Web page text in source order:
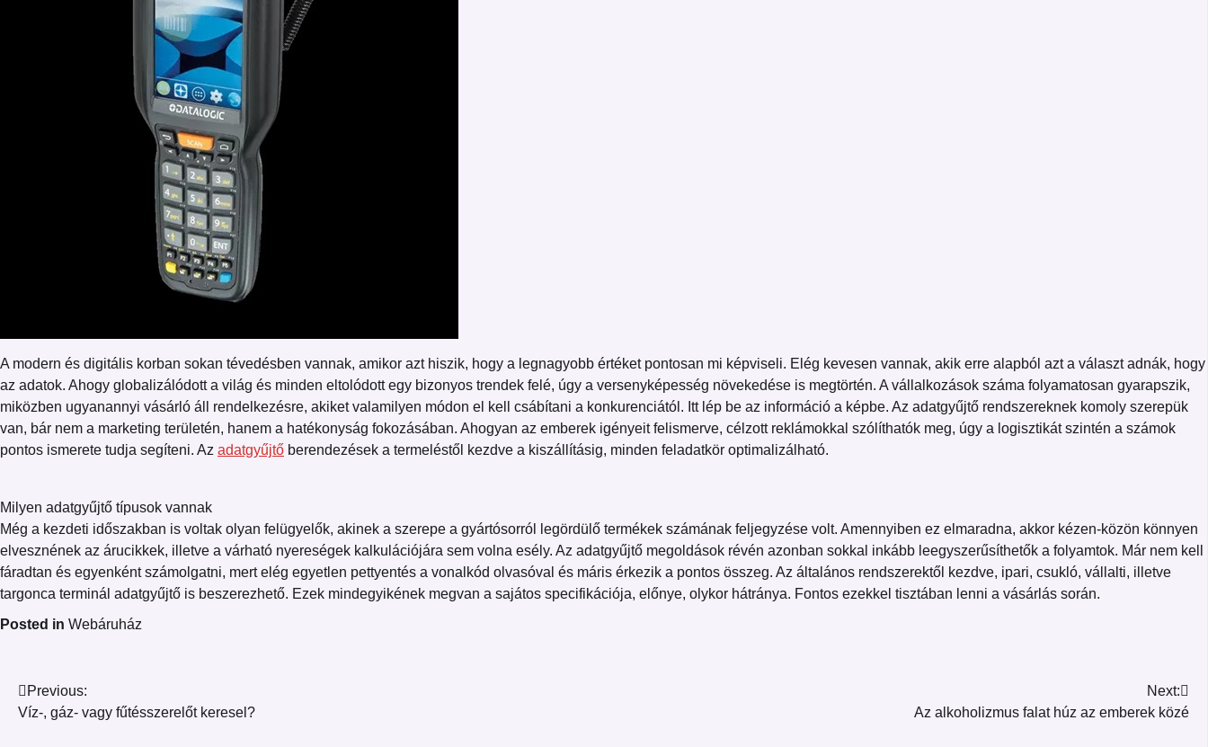
A modern és digitális korban sokan tévedésben vannak, amikor azt hiszik, hogy a legnagyobb értéket pontosan mi képviseli. Elég kevesen vannak, akik erre alapból azt a választ adnák, hogy
az adatok. Ahogy globalizálódott a világ és minden eltolódott egy bizonyos trendek felé, úgy a versenyképesség növekedése is megtörtén. A vállalkozások száma folyamatosan gyarapszik,
miközben ugyanannyi vásárló áll rendelkezésre, akiket valamilyen módon el kell csábítani a konkurenciától. Itt lép be az információ a képbe. Az adatgyűjtő rendszereknek komoly szerepük
van, bár nem a marketing területén, hanem a hatékonyság fokozásában. Ahogyan az emberek igényeit felismerve, célzott reklámokkal szólíthatók meg, úgy a logisztikát szintén a számok
pontos ismerete tudja segíteni. Az adatgyűjtő berendezések a termeléstől kezdve a kiszállításig, minden feladatkör optimalizálható.
Milyen adatgyűjtő típusok vannak
Még a kezdeti időszakban is voltak olyan felügyelők, akinek a szerepe a gyártósorról legördülő termékek számának feljegyzése volt. Amennyiben ez elmaradna, akkor kézen-közön könnyen
elvesznének az árucikkek, illetve a várható nyereségek kalkulációjára sem volna esély. Az adatgyűjtő megoldások révén azonban sokkal inkább leegyszerűsíthetők a folyamtok. Már nem kell
fáradtan és egyenként számolgatni, mert elég egyetlen pettyentés a vonalkód olvasóval és máris érkezik a pontos összeg. Az általános rendszerektől kezdve, ipari, csukló, vállalti, illetve
targonca terminál adatgyűjtő is beszerezhető. Ezek mindegyikének megvan a sajátos specifikációja, előnye, olykor hátránya. Fontos ezekkel tisztában lenni a vásárlás során.
Posted in Webáruház
Bejegyzés
navigáció
Previous:
Víz-, gáz- vagy fűtésszerelőt keresel?
Next:
Az alkoholizmus falat húz az emberek közé